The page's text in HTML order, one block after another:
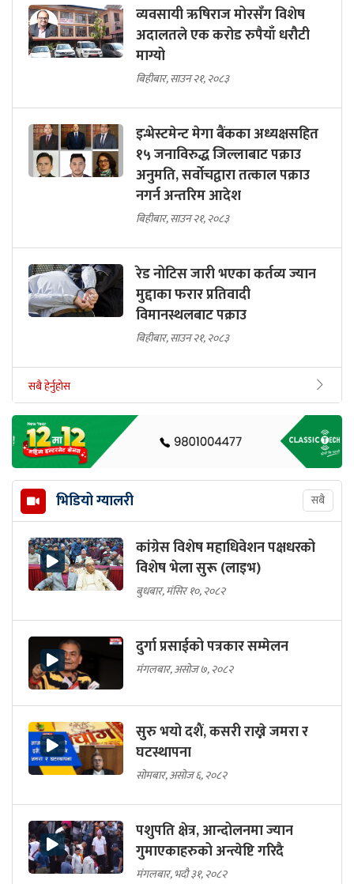
व्यवसायी ऋषिराज मोरसँग विशेष
अदालतले एक करोड रुपैयाँ धरौटी
माग्यो
बिहीबार, साउन २१, २०८३
इन्भेस्टमेन्ट मेगा बैंकका अध्यक्षसहित
१५ जनाविरुद्ध जिल्लाबाट पक्राउ
अनुमति, सर्वोचद्वारा तत्काल पक्राउ
नगर्न अन्तरिम आदेश
बिहीबार, साउन २१, २०८३
रेड नोटिस जारी भएका कर्तव्य ज्यान
मुद्दाका फरार प्रतिवादी
विमानस्थलबाट पक्राउ
बिहीबार, साउन २१, २०८३
सबै हेर्नुहोस
भिडियो ग्यालरी सबै
कांग्रेस विशेष महाधिवेशन पक्षधरको
विशेष भेला सुरू (लाइभ)
बुधबार, मंसिर १०, २०८२
दुर्गा प्रसाईको पत्रकार सम्मेलन
मंगलबार, असोज ७, २०८२
सुरु भयो दशैं, कसरी राख्ने जमरा र
घटस्थापना
सोमबार, असोज ६, २०८२
पशुपति क्षेत्र, आन्दोलनमा ज्यान
गुमाएकाहरुको अन्त्येष्टि गरिदै
मंगलबार, भदौ ३१, २०८२